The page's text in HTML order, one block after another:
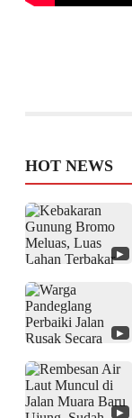
HOT NEWS
▶
▶
▶